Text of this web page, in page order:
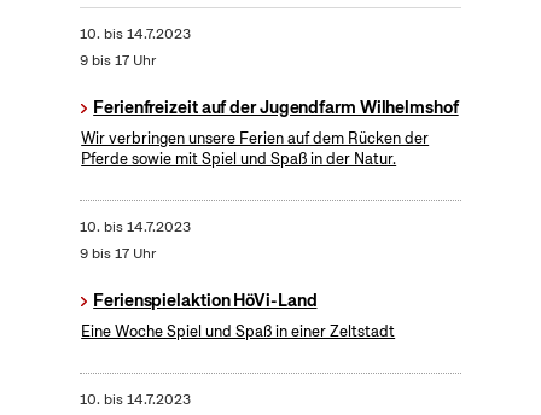
10. bis14.7.2023
9 bis 17 Uhr
Ferienfreizeit auf der Jugendfarm Wilhelmshof
Wir verbringen unsere Ferien auf dem Rücken der
Pferde sowie mit Spiel und Spaß in der Natur.
10. bis14.7.2023
9 bis 17 Uhr
Ferienspielaktion HöVi-Land
Eine Woche Spiel und Spaß in einer Zeltstadt
10. bis14.7.2023